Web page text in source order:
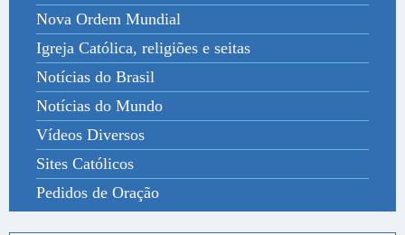
Nova Ordem Mundial
Igreja Católica, religiões e seitas
Notícias do Brasil
Notícias do Mundo
Vídeos Diversos
Sites Católicos
Pedidos de Oração